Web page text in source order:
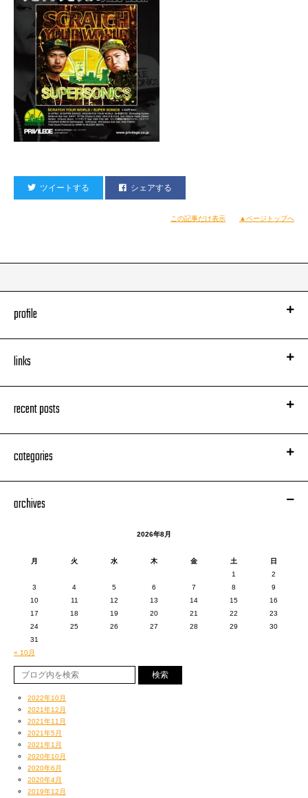
ツイートする シェアする
この記事だけ表示 ▲ページトップへ
profile
links
recent posts
categories
archives
2026年8月
月 火 水 木 金 土
日
1
2
3
4 5 6 7 8
9
10
11 12 13 14 15
16
17
18 19 20 21 22
23
24
25 26 27 28 29
30
31
« 10月
2022年10月
2021年12月
2021年11月
2021年5月
2021年1月
2020年10月
2020年6月
2020年4月
2019年12月